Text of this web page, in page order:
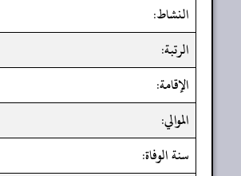
النشاط:
الرتبة:
الإقامة:
الموالي:
سنة الوفاة: